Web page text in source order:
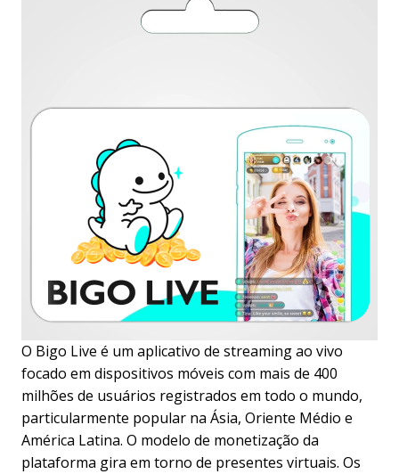
O Bigo Live é um aplicativo de streaming ao vivo
focado em dispositivos móveis com mais de 400
milhões de usuários registrados em todo o mundo,
particularmente popular na Ásia, Oriente Médio e
América Latina. O modelo de monetização da
plataforma gira em torno de presentes virtuais. Os